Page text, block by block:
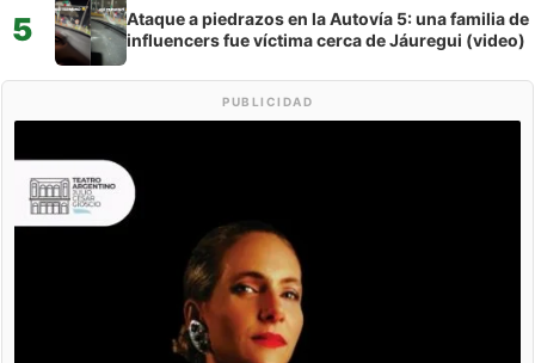
5
Ataque a piedrazos en la Autovía 5: una familia de
influencers fue víctima cerca de Jáuregui (video)
PUBLICIDAD